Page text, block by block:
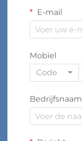
E-mail
Mobiel
Code
Bedrijfsnaam